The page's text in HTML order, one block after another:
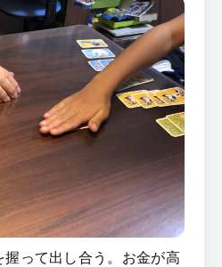
って出し合う。お金が高